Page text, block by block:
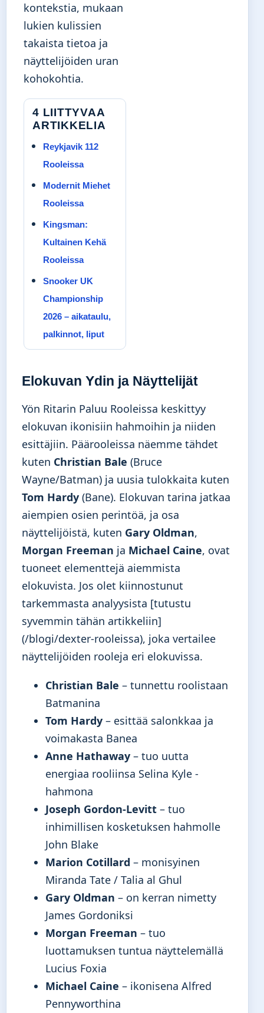
kontekstia, mukaan
lukien kulissien
takaista tietoa ja
näyttelijöiden uran
kohokohtia.
4 LIITTYVAA
ARTIKKELIA
Reykjavik 112
Rooleissa
Modernit Miehet
Rooleissa
Kingsman:
Kultainen Kehä
Rooleissa
Snooker UK
Championship
2026 – aikataulu,
palkinnot, liput
Elokuvan Ydin ja Näyttelijät
Yön Ritarin Paluu Rooleissa keskittyy
elokuvan ikonisiin hahmoihin ja niiden
esittäjiin. Päärooleissa näemme tähdet
kuten Christian Bale (Bruce
Wayne/Batman) ja uusia tulokkaita kuten
Tom Hardy (Bane). Elokuvan tarina jatkaa
aiempien osien perintöä, ja osa
näyttelijöistä, kuten Gary Oldman,
Morgan Freeman ja Michael Caine, ovat
tuoneet elementtejä aiemmista
elokuvista. Jos olet kiinnostunut
tarkemmasta analyysista [tutustu
syvemmin tähän artikkeliin]
(/blogi/dexter-rooleissa), joka vertailee
näyttelijöiden rooleja eri elokuvissa.
Christian Bale – tunnettu roolistaan
Batmanina
Tom Hardy – esittää salonkkaa ja
voimakasta Banea
Anne Hathaway – tuo uutta
energiaa rooliinsa Selina Kyle -
hahmona
Joseph Gordon-Levitt – tuo
inhimillisen kosketuksen hahmolle
John Blake
Marion Cotillard – monisyinen
Miranda Tate / Talia al Ghul
Gary Oldman – on kerran nimetty
James Gordoniksi
Morgan Freeman – tuo
luottamuksen tuntua näyttelemällä
Lucius Foxia
Michael Caine – ikonisena Alfred
Pennyworthina